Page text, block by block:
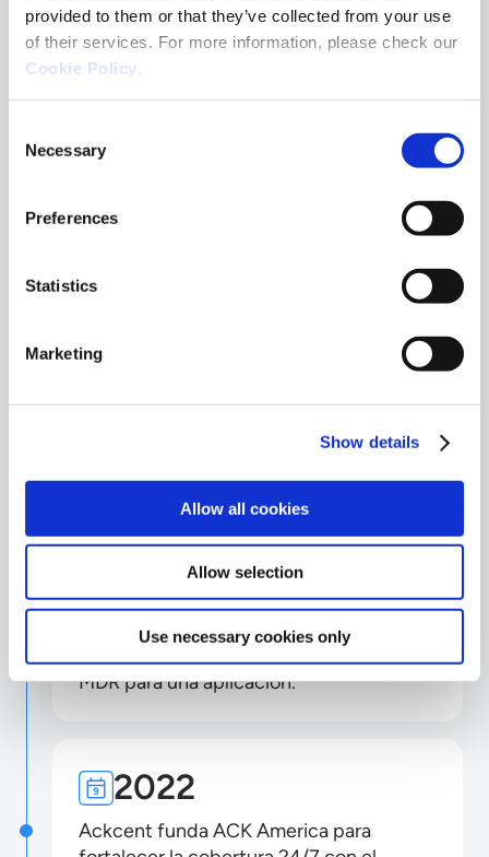
provided to them or that they’ve collected from your use
of their services. For more information, please check our
Cookie Policy.
Selection
Necessary
Preferences
Statistics
Marketing
Show details
Allow all cookies
Allow selection
Use necessary cookies only
2018
Logramos 100 referencias empresariales.
2019
Adquirimos referencias de 200 empresas
2020
Se inauguraron nuevas instalaciones del
SOC (Centro de Operaciones de
2021
Primera empresa en ofrecer un servicio
MDR para una aplicación.
2022
Ackcent funda ACK America para